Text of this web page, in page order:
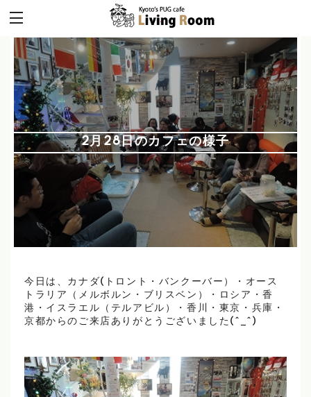
2月28日のカフェの様子
今日は、カナダ(トロント・バンクーバー）・オース
トラリア（メルボルン・ブリスベン）・ロシア・香
港・イスラエル（テルアビル）・香川・東京・兵庫・
京都からのご来店ありがとうございました(^_^)